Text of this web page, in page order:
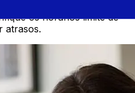
os horários limite de
atrasos.